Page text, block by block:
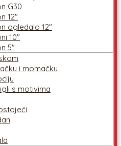
G30
12″
ogledalo 12″
10″
5″
i momačku
s motivima